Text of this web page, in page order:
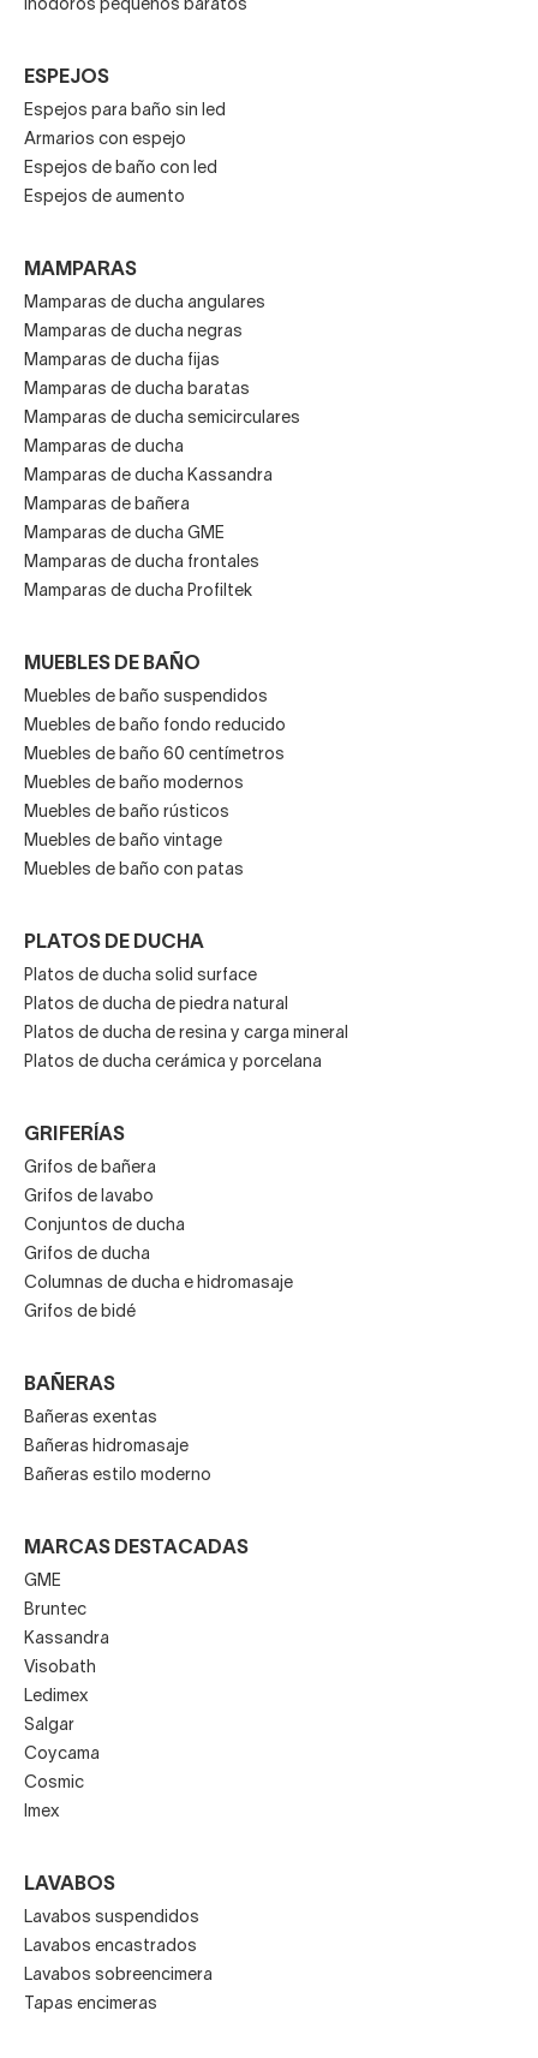
Inodoros pequeños baratos
ESPEJOS
Espejos para baño sin led
Armarios con espejo
Espejos de baño con led
Espejos de aumento
MAMPARAS
Mamparas de ducha angulares
Mamparas de ducha negras
Mamparas de ducha fijas
Mamparas de ducha baratas
Mamparas de ducha semicirculares
Mamparas de ducha
Mamparas de ducha Kassandra
Mamparas de bañera
Mamparas de ducha GME
Mamparas de ducha frontales
Mamparas de ducha Profiltek
MUEBLES DE BAÑO
Muebles de baño suspendidos
Muebles de baño fondo reducido
Muebles de baño 60 centímetros
Muebles de baño modernos
Muebles de baño rústicos
Muebles de baño vintage
Muebles de baño con patas
PLATOS DE DUCHA
Platos de ducha solid surface
Platos de ducha de piedra natural
Platos de ducha de resina y carga mineral
Platos de ducha cerámica y porcelana
GRIFERÍAS
Grifos de bañera
Grifos de lavabo
Conjuntos de ducha
Grifos de ducha
Columnas de ducha e hidromasaje
Grifos de bidé
BAÑERAS
Bañeras exentas
Bañeras hidromasaje
Bañeras estilo moderno
MARCAS DESTACADAS
GME
Bruntec
Kassandra
Visobath
Ledimex
Salgar
Coycama
Cosmic
Imex
LAVABOS
Lavabos suspendidos
Lavabos encastrados
Lavabos sobreencimera
Tapas encimeras